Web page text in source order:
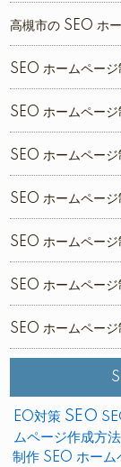
高槻市の SEO ホ
SEO ホームペー
SEO ホームペー
SEO ホームペー
SEO ホームペー
SEO ホームペー
SEO ホームペー
SEO ホームペー
EO対策 SEO
ムページ作成方法
制作 SEO ホーム